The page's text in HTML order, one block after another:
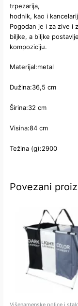
trpezarija,
hodnik, kao i
Pogodan je i za zive i
biljke, a biljke
kompoziciju.
Materijal:metal
Dužina:36,5 cm
Širina:32 cm
Visina:84 cm
Težina (g):2900
Povezani
Višenamenske police i